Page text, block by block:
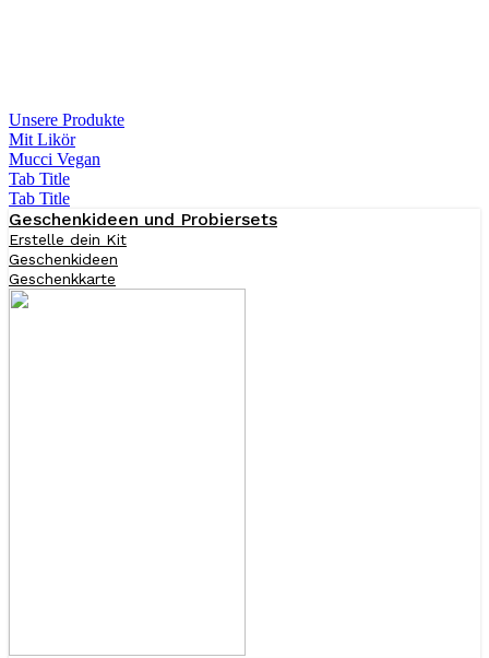
Unsere Produkte
Mit Likör
Mucci Vegan
Tab Title
Tab Title
Geschenkideen und Probiersets
Erstelle dein Kit
Geschenkideen
Geschenkkarte